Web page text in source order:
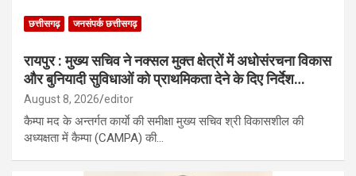
छत्तीसगढ़ जनसंपर्क छत्तीसगढ़
रायपुर : मुख्य सचिव ने नक्सल मुक्त क्षेत्रों में अधोसंरचना विकास
और बुनियादी सुविधाओं को प्राथमिकता देने के दिए निर्देश…
August 8, 2026 editor
कैम्पा मद के अन्तर्गत कार्याे की समीक्षा मुख्य सचिव श्री विकासशील की
अध्यक्षता में कैम्पा (CAMPA) की…